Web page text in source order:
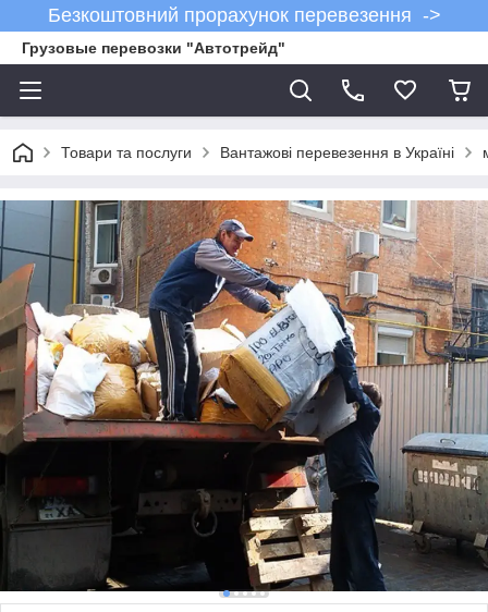
Безкоштовний прорахунок перевезення ->
Грузовые перевозки "Автотрейд"
Товари та послуги Вантажові перевезення в Україні